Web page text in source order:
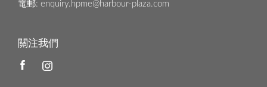
電郵: enquiry.hpme@harbour-plaza.com
關注我們